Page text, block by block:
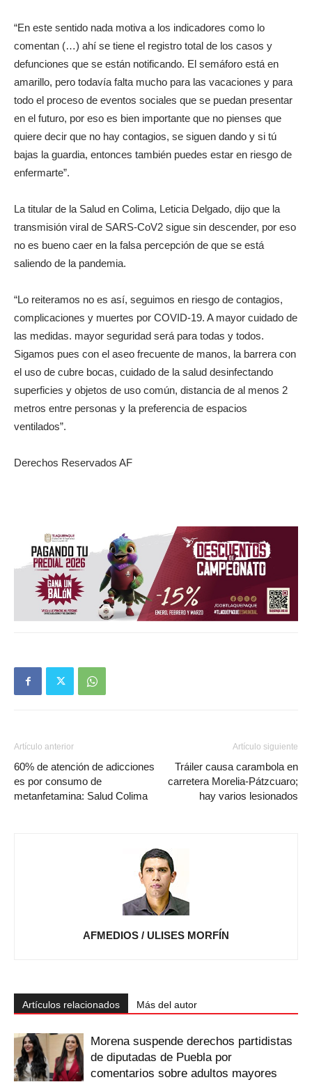
“En este sentido nada motiva a los indicadores como lo
comentan (…) ahí se tiene el registro total de los casos y
defunciones que se están notificando. El semáforo está en
amarillo, pero todavía falta mucho para las vacaciones y para
todo el proceso de eventos sociales que se puedan presentar
en el futuro, por eso es bien importante que no pienses que
quiere decir que no hay contagios, se siguen dando y si tú
bajas la guardia, entonces también puedes estar en riesgo de
enfermarte”.
La titular de la Salud en Colima, Leticia Delgado, dijo que la
transmisión viral de SARS-CoV2 sigue sin descender, por eso
no es bueno caer en la falsa percepción de que se está
saliendo de la pandemia.
“Lo reiteramos no es así, seguimos en riesgo de contagios,
complicaciones y muertes por COVID-19. A mayor cuidado de
las medidas. mayor seguridad será para todas y todos.
Sigamos pues con el aseo frecuente de manos, la barrera con
el uso de cubre bocas, cuidado de la salud desinfectando
superficies y objetos de uso común, distancia de al menos 2
metros entre personas y la preferencia de espacios
ventilados”.
Derechos Reservados AF
Artículo anterior
60% de atención de adicciones
es por consumo de
metanfetamina: Salud Colima
Artículo siguiente
Tráiler causa carambola en
carretera Morelia-Pátzcuaro;
hay varios lesionados
AFMEDIOS / ULISES MORFÍN
Artículos relacionados Más del autor
Morena suspende derechos partidistas
de diputadas de Puebla por
comentarios sobre adultos mayores